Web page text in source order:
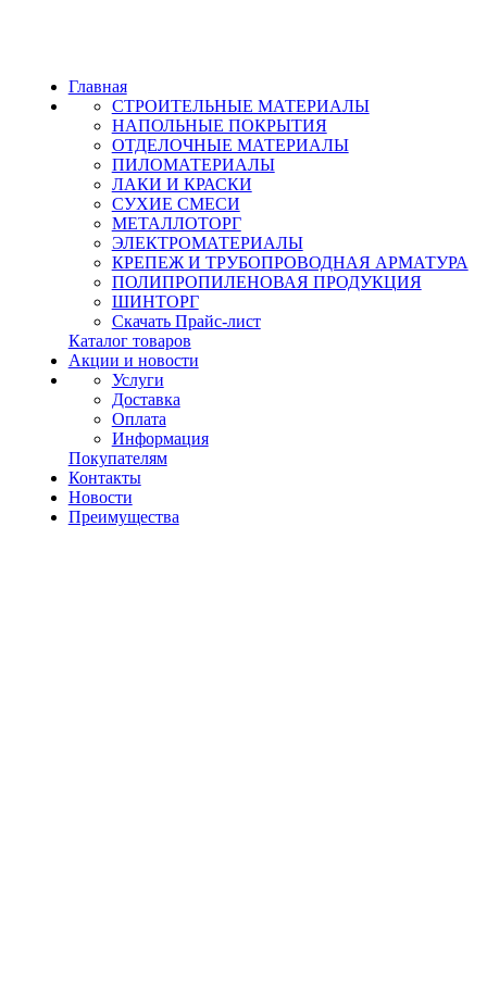
Главная
СТРОИТЕЛЬНЫЕ МАТЕРИАЛЫ
НАПОЛЬНЫЕ ПОКРЫТИЯ
ОТДЕЛОЧНЫЕ МАТЕРИАЛЫ
ПИЛОМАТЕРИАЛЫ
ЛАКИ И КРАСКИ
СУХИЕ СМЕСИ
МЕТАЛЛОТОРГ
ЭЛЕКТРОМАТЕРИАЛЫ
КРЕПЕЖ И ТРУБОПРОВОДНАЯ АРМАТУРА
ПОЛИПРОПИЛЕНОВАЯ ПРОДУКЦИЯ
ШИНТОРГ
Скачать Прайс-лист
Каталог товаров
Акции и новости
Услуги
Доставка
Оплата
Информация
Покупателям
Контакты
Новости
Преимущества